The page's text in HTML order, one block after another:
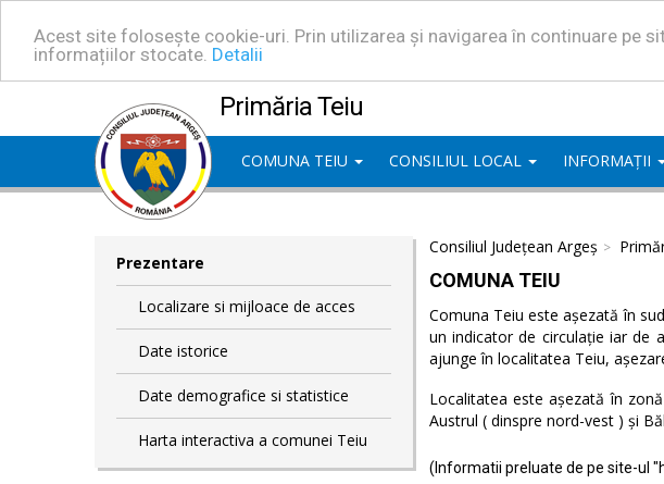
Acest site folosește cookie-uri. Prin utilizarea și navigarea în continuare pe
informațiilor stocate. Detalii
Primăria Teiu
COMUNA TEIU CONSILIUL LOCAL INFORMAȚII
Prezentare
Localizare si mijloace de acces
Date istorice
Date demografice si statistice
Harta interactiva a comunei Teiu
Consiliul Județean Argeș
COMUNA TEIU
Comuna Teiu este așezată în
un indicator de circulație iar de
ajunge în localitatea Teiu,
Localitatea este așezată în
Austrul ( dinspre nord-vest ) și
(Informatii preluate de pe site-ul